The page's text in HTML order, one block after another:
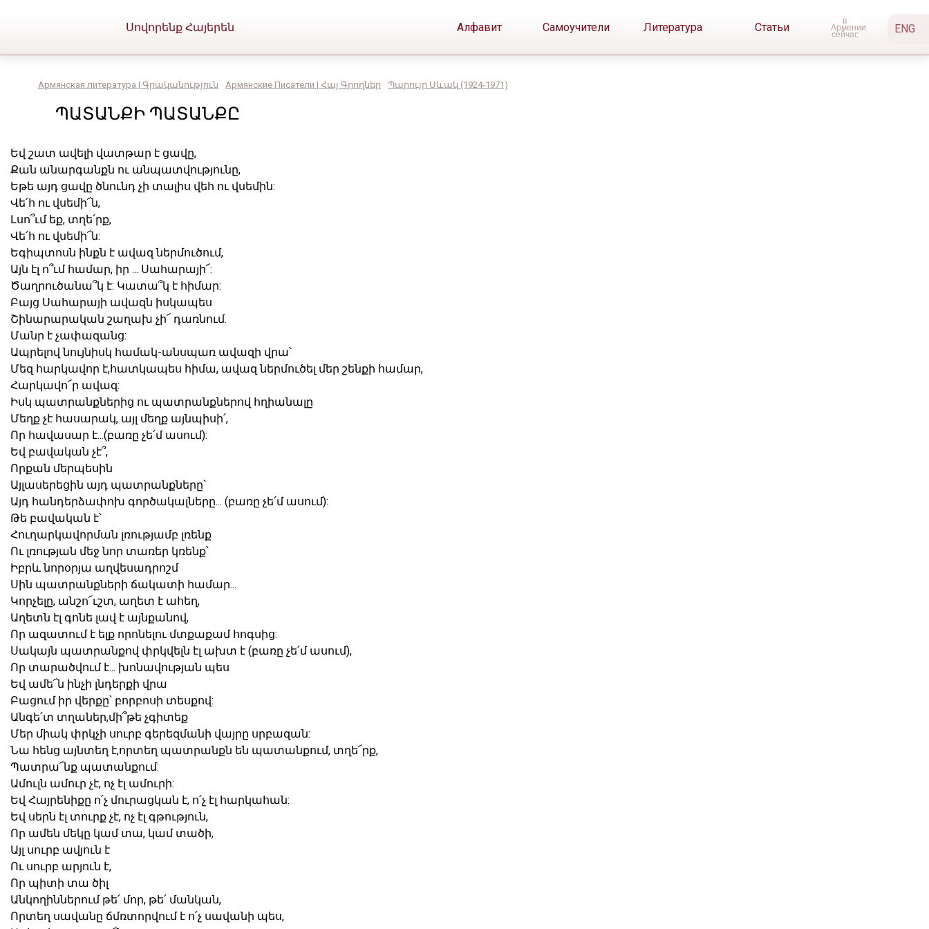
ENG
Սովորենք Հայերեն Алфавит Самоучители Литература Статьи
Армянская литература | Գրականություն Армянские Писатели | Հայ Գրողներ Պարույր Սևակ (1924-1971)
ՊԱՏԱՆՔԻ ՊԱՏԱՆՔԸ
Եվ շատ ավելի վատթար է ցավը,
Քան անարգանքն ու անպատվությունը,
Եթե այդ ցավը ծնունդ չի տալիս վեհ ու վսեմին:
Վե՛հ ու վսեմի՜ն,
Լսո՞ւմ եք, տղե՛րք,
Վե՛հ ու վսեմի՜ն:
Եգիպտոսն ինքն է ավազ ներմուծում,
Այն էլ ո՞ւմ համար, իր ... Սահարայի՜:
Ծաղրուծանա՞կ է: Կատա՞կ է հիմար:
Բայց Սահարայի ավազն իսկապես
Շինարարական շաղախ չի՜ դառնում.
Մանր է չափազանց:
Ապրելով նույնիսկ համակ-անսպառ ավազի վրա՝
Մեզ հարկավոր է,հատկապես հիմա, ավազ ներմուծել մեր շենքի համար,
Հարկավո՜ր ավազ:
Իսկ պատրանքներից ու պատրանքներով հղիանալը
Մեղք չէ հասարակ, այլ մեղք այնպիսի՛,
Որ հավասար է...(բառը չե՛մ ասում):
Եվ բավական չէ՞,
Որքան մերպեսին
Այլասերեցին այդ պատրանքները՝
Այդ հանդերձափոխ գործակալները... (բառը չե՛մ ասում):
Թե բավական է՝
Հուղարկավորման լռությամբ լռենք
Ու լռության մեջ նոր տառեր կռենք՝
Իբրև նորօրյա աղվեսադրոշմ
Սին պատրանքների ճակատի համար...
Կորչելը, անշո՜ւշտ, աղետ է ահեղ,
Աղետն էլ գոնե լավ է այնքանով,
Որ ազատում է ելք որոնելու մտքաքամ հոգսից:
Սակայն պատրանքով փրկվելն էլ ախտ է (բառը չե՛մ ասում),
Որ տարածվում է... խոնավության պես
Եվ ամե՜ն ինչի լնդերքի վրա
Բացում իր վերքը՝ բորբոսի տեսքով:
Անգե՛տ տղաներ,մի՞թե չգիտեք
Մեր միակ փրկչի սուրբ գերեզմանի վայրը սրբազան:
Նա հենց այնտեղ է,որտեղ պատրանքն են պատանքում, տղե՜րք,
Պատրա՜նք պատանքում:
Ամուլն ամուր չէ, ոչ էլ ամուրի:
Եվ Հայրենիքը ո՛չ մուրացկան է, ո՛չ էլ հարկահան:
Եվ սերն էլ տուրք չէ, ոչ էլ գթություն,
Որ ամեն մեկը կամ տա, կամ տածի,
Այլ սուրբ ավյուն է
Ու սուրբ արյուն է,
Որ պիտի տա ծիլ
Անկողիններում թե՛ մոր, թե՛ մանկան,
Որտեղ սավանը ճմռտորվում է ո՛չ սավանի պես,